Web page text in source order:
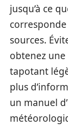
jusqu’à ce
sources.
obtenez
tapotant
plus
un manuel